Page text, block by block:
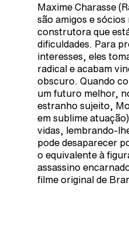
Maxime Charasse
são amigos e
construtora que
dificuldades. Para
interesses, eles
radical e acabam
obscuro. Quando
um futuro melhor,
estranho sujeito,
em sublime
vidas, lembrando-
pode desaparecer
o equivalente à
assassino
filme original de